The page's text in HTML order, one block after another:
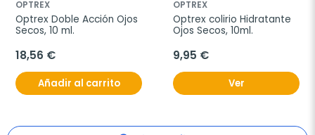
OPTREX
Optrex Doble Acción Ojos
Secos, 10 ml.
18,56 €
Añadir al carrito
OPTREX
Optrex colirio Hidratante
Ojos Secos, 10ml.
9,95 €
Ver